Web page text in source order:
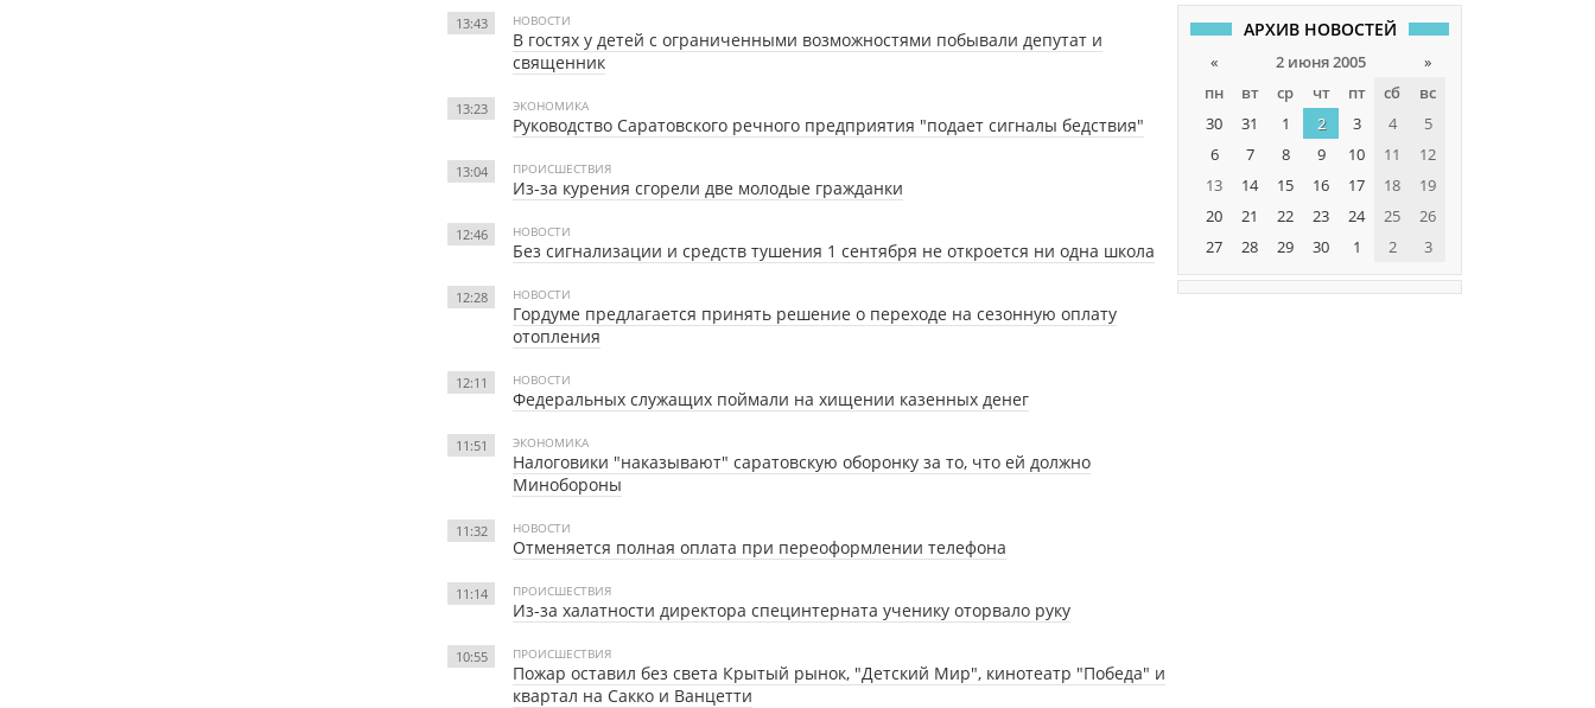
13:43 НОВОСТИ
В гостях у детей с ограниченными возможностями побывали депутат и
священник
13:23 ЭКОНОМИКА
Руководство Саратовского речного предприятия "подает сигналы бедствия"
13:04 ПРОИСШЕСТВИЯ
Из-за курения сгорели две молодые гражданки
12:46 НОВОСТИ
Без сигнализации и средств тушения 1 сентября не откроется ни одна школа
12:28 НОВОСТИ
Гордуме предлагается принять решение о переходе на сезонную оплату
отопления
12:11 НОВОСТИ
Федеральных служащих поймали на хищении казенных денег
11:51 ЭКОНОМИКА
Налоговики "наказывают" саратовскую оборонку за то, что ей должно
Минобороны
11:32 НОВОСТИ
Отменяется полная оплата при переоформлении телефона
11:14 ПРОИСШЕСТВИЯ
Из-за халатности директора специнтерната ученику оторвало руку
10:55 ПРОИСШЕСТВИЯ
Пожар оставил без света Крытый рынок, "Детский Мир", кинотеатр "Победа" и
квартал на Сакко и Ванцетти
АРХИВ НОВОСТЕЙ
« 2 июня 2005
»
пн
вт ср чт пт сб
вс
30
31 1 2 3 4
5
6
7 8 9 10 11
12
13
14 15 16 17 18
19
20
21 22 23 24 25
26
27
28 29 30 1 2 3